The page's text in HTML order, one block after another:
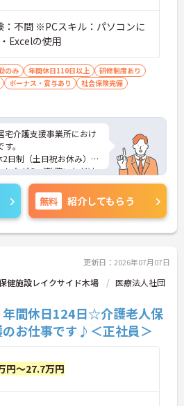
不問 ※PCスキル：パソコンに
Excelの使用
のみ 年間休日110日以上
研修制度あり
ボーナス・賞与あり
社会保険完備
宅介護支援事業所におけ
。
日制（土日祝お休み）で
しながらご勤務いただけ
実しています。働きやす
て長くご勤務いただけ
対策ポイントなど、さら
お気軽にご相談くださ
無料 紹介してもらう
更新日：2026年07月07日
健施設レイクサイド木場
医療法人社団
年間休日124日☆介護老人保
お仕事です♪＜正社員＞
円～27.7万円